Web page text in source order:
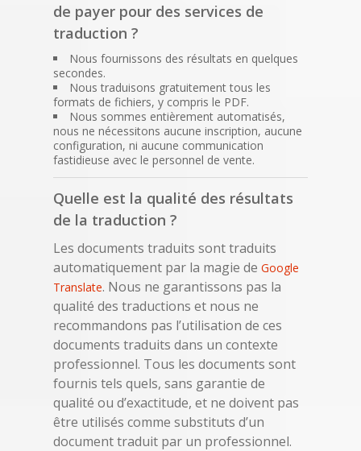
de payer pour des services de
traduction ?
Nous fournissons des résultats en quelques
secondes.
Nous traduisons gratuitement tous les
formats de fichiers, y compris le PDF.
Nous sommes entièrement automatisés,
nous ne nécessitons aucune inscription, aucune
configuration, ni aucune communication
fastidieuse avec le personnel de vente.
Quelle est la qualité des résultats
de la traduction ?
Les documents traduits sont traduits
automatiquement par la magie de Google
Translate. Nous ne garantissons pas la
qualité des traductions et nous ne
recommandons pas l’utilisation de ces
documents traduits dans un contexte
professionnel. Tous les documents sont
fournis tels quels, sans garantie de
qualité ou d’exactitude, et ne doivent pas
être utilisés comme substituts d’un
document traduit par un professionnel.